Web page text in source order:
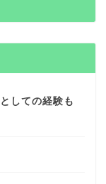
しての経験も